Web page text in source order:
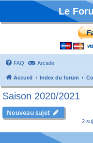
Le
FAQ Arcade
Accueil Index du forum
Saison 2020/2021
Nouveau sujet
2